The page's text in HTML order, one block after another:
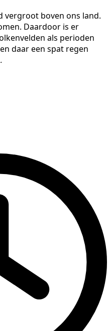
vergroot boven ons land.
Daardoor is er
als perioden
daar een spat regen